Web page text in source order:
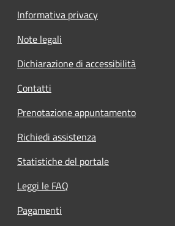
Informativa privacy
Note legali
Dichiarazione di accessibilità
Contatti
Prenotazione appuntamento
Richiedi assistenza
Statistiche del portale
Leggi le FAQ
Pagamenti